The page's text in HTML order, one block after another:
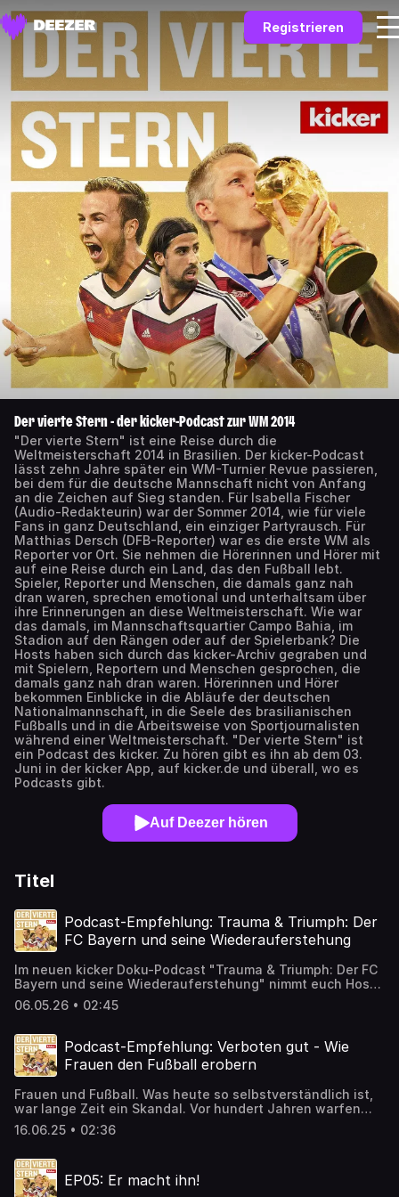
Registrieren
Der vierte Stern - der kicker-Podcast zur WM 2014
"Der vierte Stern" ist eine Reise durch die
Weltmeisterschaft 2014 in Brasilien. Der kicker-Podcast
lässt zehn Jahre später ein WM-Turnier Revue passieren,
bei dem für die deutsche Mannschaft nicht von Anfang
an die Zeichen auf Sieg standen. Für Isabella Fischer
(Audio-Redakteurin) war der Sommer 2014, wie für viele
Fans in ganz Deutschland, ein einziger Partyrausch. Für
Matthias Dersch (DFB-Reporter) war es die erste WM als
Reporter vor Ort. Sie nehmen die Hörerinnen und Hörer mit
auf eine Reise durch ein Land, das den Fußball lebt.
Spieler, Reporter und Menschen, die damals ganz nah
dran waren, sprechen emotional und unterhaltsam über
ihre Erinnerungen an diese Weltmeisterschaft. Wie war
das damals, im Mannschaftsquartier Campo Bahia, im
Stadion auf den Rängen oder auf der Spielerbank? Die
Hosts haben sich durch das kicker-Archiv gegraben und
mit Spielern, Reportern und Menschen gesprochen, die
damals ganz nah dran waren. Hörerinnen und Hörer
bekommen Einblicke in die Abläufe der deutschen
Nationalmannschaft, in die Seele des brasilianischen
Fußballs und in die Arbeitsweise von Sportjournalisten
während einer Weltmeisterschaft. "Der vierte Stern" ist
ein Podcast des kicker. Zu hören gibt es ihn ab dem 03.
Juni in der kicker App, auf kicker.de und überall, wo es
Podcasts gibt.
Auf Deezer hören
Titel
Podcast-Empfehlung: Trauma & Triumph: Der
FC Bayern und seine Wiederauferstehung
Im neuen kicker Doku-Podcast "Trauma & Triumph: Der FC
Bayern und seine Wiederauferstehung" nimmt euch Host
Felix Kneidl mit auf eine Zeitreise durch die emotionalsten
Jahre der Bayern-Geschichte – von der Mutter aller
2001 in Mailand. Mit dabei: Stefan Effenberg, Oliver Kahn,
Ottmar Hitzfeld und viele mehr. Die ersten beiden Folgen
sind jetzt überall verfügbar, wo es Podcasts gibt.
06.05.26 • 02:45
Podcast-Empfehlung: Verboten gut - Wie
Frauen den Fußball erobern
Frauen und Fußball. Was heute so selbstverständlich ist,
war lange Zeit ein Skandal. Vor hundert Jahren warfen
Männer mit Steinen auf fußballspielende Frauen – heute
sind die Fußballerinnen Superstars und Vorbilder. Wie
Podcast erzählt ihre Geschichte. Klar, es geht um Erfolge
und Niederlagen. Aber auch um Durchhaltevermögen, Mut
und Kampfgeist. Es sind Geschichten, die den Wandel der
16.06.25 • 02:36
EP05: Er macht ihn!